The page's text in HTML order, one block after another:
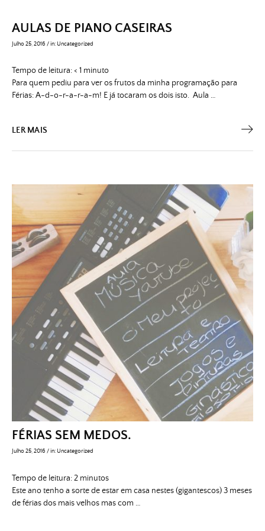
AULAS DE PIANO CASEIRAS
Julho 25, 2016 /in: Uncategorized
Tempo de leitura:< 1 minuto
Para quem pediu para ver os frutos da minha programação para
Férias: A-d-o-r-a-r-a-m! E já tocaram os dois isto. Aula …
LER MAIS
FÉRIAS SEM MEDOS.
Julho 25, 2016 /in: Uncategorized
Tempo de leitura:2 minutos
Este ano tenho a sorte de estar em casa nestes (gigantescos) 3 meses
de férias dos mais velhos mas com …